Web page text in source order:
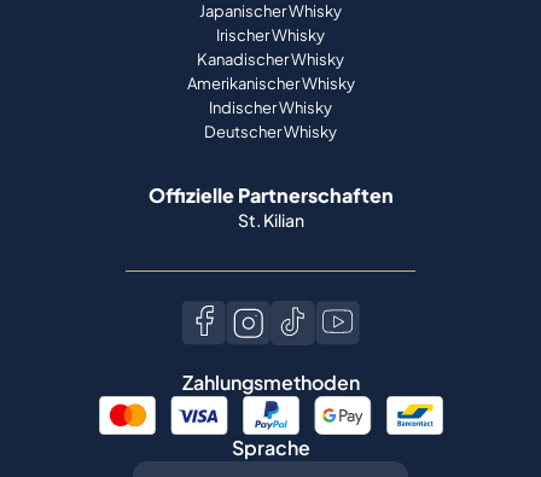
Japanischer Whisky
Irischer Whisky
Kanadischer Whisky
Amerikanischer Whisky
Indischer Whisky
Deutscher Whisky
Offizielle Partnerschaften
St. Kilian
Zahlungsmethoden
Sprache